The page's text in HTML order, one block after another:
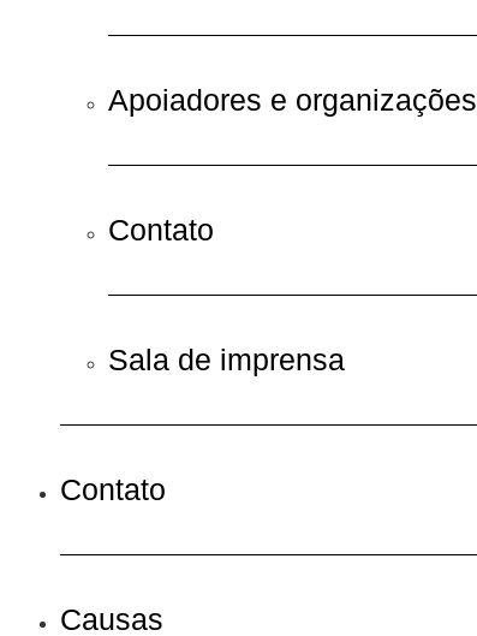
Apoiadores e organizações
Contato
Sala de imprensa
Contato
Causas